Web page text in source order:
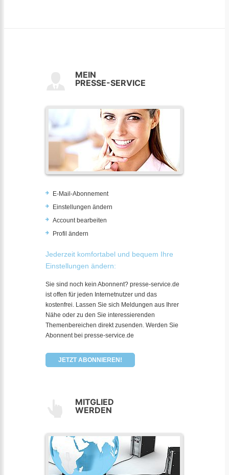
MEIN
PRESSE-SERVICE
E-Mail-Abonnement
Einstellungen ändern
Account bearbeiten
Profil ändern
Jederzeit komfortabel und bequem Ihre
Einstellungen ändern:
Sie sind noch kein Abonnent? presse-service.de
ist offen für jeden Internetnutzer und das
kostenfrei. Lassen Sie sich Meldungen aus Ihrer
Nähe oder zu den Sie interessierenden
Themenbereichen direkt zusenden. Werden Sie
Abonnent bei presse-service.de
JETZT ABONNIEREN!
MITGLIED
WERDEN